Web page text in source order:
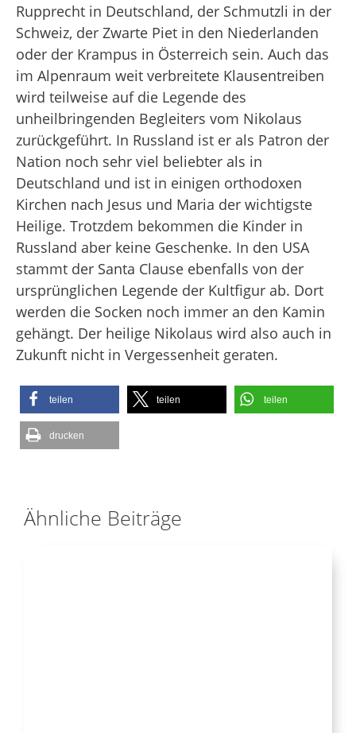
Rupprecht in Deutschland, der Schmutzli in der
Schweiz, der Zwarte Piet in den Niederlanden
oder der Krampus in Österreich sein. Auch das
im Alpenraum weit verbreitete Klausentreiben
wird teilweise auf die Legende des
unheilbringenden Begleiters vom Nikolaus
zurückgeführt. In Russland ist er als Patron der
Nation noch sehr viel beliebter als in
Deutschland und ist in einigen orthodoxen
Kirchen nach Jesus und Maria der wichtigste
Heilige. Trotzdem bekommen die Kinder in
Russland aber keine Geschenke. In den USA
stammt der Santa Clause ebenfalls von der
ursprünglichen Legende der Kultfigur ab. Dort
werden die Socken noch immer an den Kamin
gehängt. Der heilige Nikolaus wird also auch in
Zukunft nicht in Vergessenheit geraten.
teilen teilen teilen
drucken
Ähnliche Beiträge